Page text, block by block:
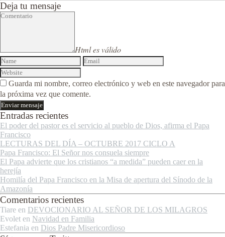
Deja tu mensaje
Html es válido
Guarda mi nombre, correo electrónico y web en este navegador para
la próxima vez que comente.
Entradas recientes
El poder del pastor es el servicio al pueblo de Dios, afirma el Papa
Francisco
LECTURAS DEL DÍA – OCTUBRE 2017 CICLO A
Papa Francisco: El Señor nos consuela siempre
El Papa advierte que los cristianos “a medida” pueden caer en la
herejía
Homilía del Papa Francisco en la Misa de apertura del Sínodo de la
Amazonía
Comentarios recientes
Tiare en DEVOCIONARIO AL SEÑOR DE LOS MILAGROS
Evolet en Navidad en Familia
Estefania en Dios Padre Misericordioso